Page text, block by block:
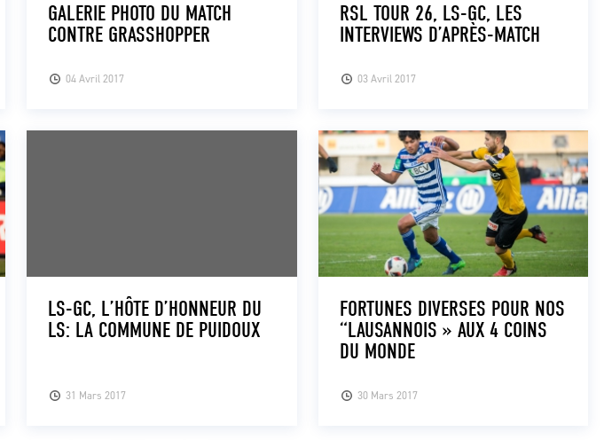
04 Avril 2017
GALERIE PHOTO DU MATCH
CONTRE GRASSHOPPER
03 Avril 2017
RSL TOUR 26, LS-GC, LES
INTERVIEWS D’APRÈS-MATCH
31 Mars 2017
LS-GC, L’HÔTE D’HONNEUR DU
LS: LA COMMUNE DE PUIDOUX
30 Mars 2017
FORTUNES DIVERSES POUR NOS
“LAUSANNOIS » AUX 4 COINS
DU MONDE